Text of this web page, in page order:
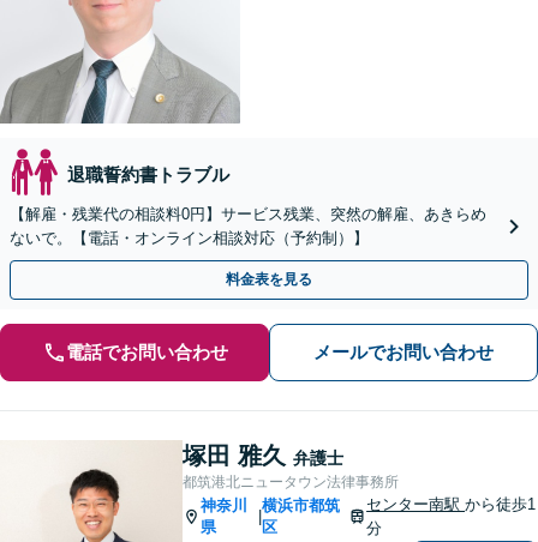
退職誓約書トラブル
【解雇・残業代の相談料0円】サービス残業、突然の解雇、あきらめ
ないで。【電話・オンライン相談対応（予約制）】
料金表を見る
電話でお問い合わせ メールでお問い合わせ
塚田 雅久 弁護士
都筑港北ニュータウン法律事務所
神奈川
県
横浜市都筑
区
センター南駅から徒歩1
分